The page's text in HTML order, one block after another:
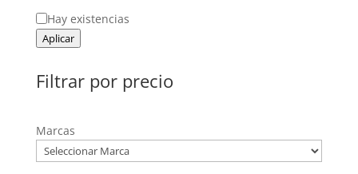
Estado
Hay existencias
Aplicar
Filtrar por precio
Marcas